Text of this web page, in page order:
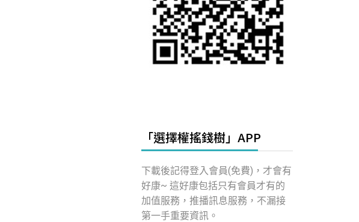
「選擇權搖錢樹」APP
下載後記得登入會員(免費)，才會有
好康~ 這好康包括只有會員才有的
加值服務，推播訊息服務，不漏接
第一手重要資訊。